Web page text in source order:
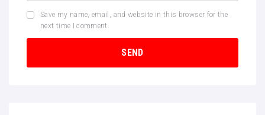
Save my name, email, and website in this browser for the
next time I comment.